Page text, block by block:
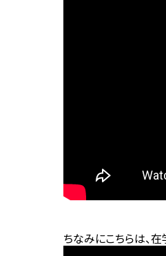
ちなみにこちらは、